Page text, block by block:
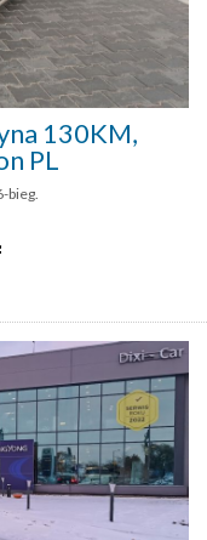
130KM,
PL
bieg.